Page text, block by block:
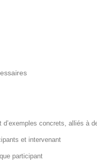
concrets, alliés à
et intervenant
participant